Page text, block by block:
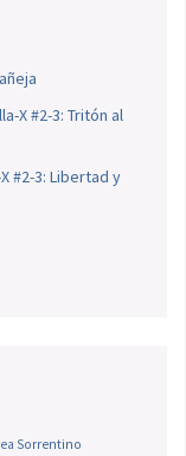
X #2-3: Tritón al
#2-3: Libertad y
Sorrentino